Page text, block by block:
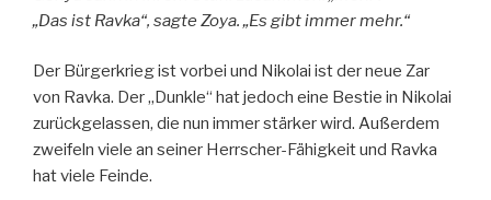
„Das ist Ravka“, sagte Zoya. „Es gibt immer mehr.“
Der Bürgerkrieg ist vorbei und Nikolai ist der neue Zar
von Ravka. Der „Dunkle“ hat jedoch eine Bestie in Nikolai
zurückgelassen, die nun immer stärker wird. Außerdem
zweifeln viele an seiner Herrscher-Fähigkeit und Ravka
hat viele Feinde.